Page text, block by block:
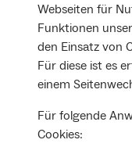
Webseiten für
Funktionen
den Einsatz von
Für diese ist es
einem
Für folgende
Cookies: